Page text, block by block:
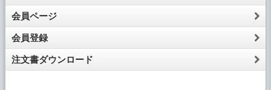
会員ページ
会員登録
注文書ダウンロード